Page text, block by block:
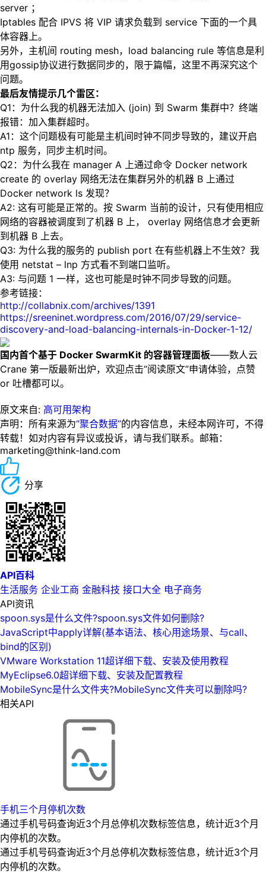
server ；
Iptables 配合 IPVS 将 VIP 请求负载到 service 下面的一个具
体容器上。
另外，主机间 routing mesh，load balancing rule 等信息是利
用gossip协议进行数据同步的，限于篇幅，这里不再深究这个
问题。
最后友情提示几个雷区：
Q1：为什么我的机器无法加入 (join) 到 Swarm 集群中？终端
报错：加入集群超时。
A1：这个问题极有可能是主机间时钟不同步导致的，建议开启
ntp 服务，同步主机时间。
Q2：为什么我在 manager A 上通过命令 Docker network
create 的 overlay 网络无法在集群另外的机器 B 上通过
Docker network ls 发现？
A2: 这有可能是正常的。按 Swarm 当前的设计，只有使用相应
网络的容器被调度到了机器 B 上， overlay 网络信息才会更新
到机器 B 上去。
Q3: 为什么我的服务的 publish port 在有些机器上不生效？我
使用 netstat – lnp 方式看不到端口监听。
A3: 与问题 1 一样，这也可能是时钟不同步导致的问题。
参考链接：
http://collabnix.com/archives/1391
https://sreeninet.wordpress.com/2016/07/29/service-
discovery-and-load-balancing-internals-in-Docker-1-12/
国内首个基于 Docker SwarmKit 的容器管理面板——数人云
Crane 第一版最新出炉，欢迎点击“阅读原文”申请体验，点赞
or 吐槽都可以。
原文来自: 高可用架构
声明：所有来源为“聚合数据”的内容信息，未经本网许可，不得
转载！如对内容有异议或投诉，请与我们联系。邮箱：
marketing@think-land.com
分享
API百科
生活服务 企业工商 金融科技 接口大全 电子商务
API资讯
spoon.sys是什么文件?spoon.sys文件如何删除?
JavaScript中apply详解(基本语法、核心用途场景、与call、
bind的区别)
VMware Workstation 11超详细下载、安装及使用教程
MyEclipse6.0超详细下载、安装及配置教程
MobileSync是什么文件夹?MobileSync文件夹可以删除吗?
相关API
手机三个月停机次数
通过手机号码查询近3个月总停机次数标签信息，统计近3个月
内停机的次数。
通过手机号码查询近3个月总停机次数标签信息，统计近3个月
内停机的次数。